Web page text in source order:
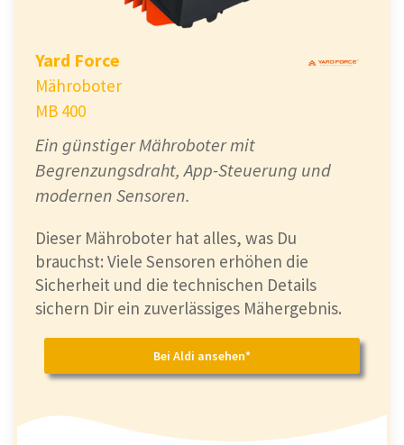
Yard Force
Mähroboter
MB 400
Ein günstiger Mähroboter mit
Begrenzungsdraht, App-Steuerung und
modernen Sensoren.
Dieser Mähroboter hat alles, was Du
brauchst: Viele Sensoren erhöhen die
Sicherheit und die technischen Details
sichern Dir ein zuverlässiges Mähergebnis.
Bei Aldi ansehen*